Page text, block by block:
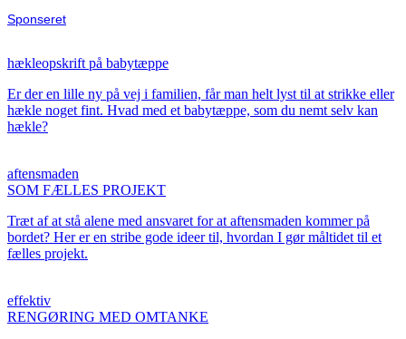
Sponseret
hækleopskrift på babytæppe
Er der en lille ny på vej i familien, får man helt lyst til at strikke eller
hækle noget fint. Hvad med et babytæppe, som du nemt selv kan
hækle?
aftensmaden
SOM FÆLLES PROJEKT
Træt af at stå alene med ansvaret for at aftensmaden kommer på
bordet? Her er en stribe gode ideer til, hvordan I gør måltidet til et
fælles projekt.
effektiv
RENGØRING MED OMTANKE